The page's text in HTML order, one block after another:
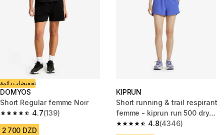
تخفيضات دائمة
DOMYOS
Short Regular femme Noir
4.7
4.7 out of 5 stars from 139 reviews
(139)
2 700 DZD
KIPRUN
Short running & trail respirant
femme - kiprun run 500 dry
violet foncé
4.8
4.8 out of 5 stars from 4346
(4346)